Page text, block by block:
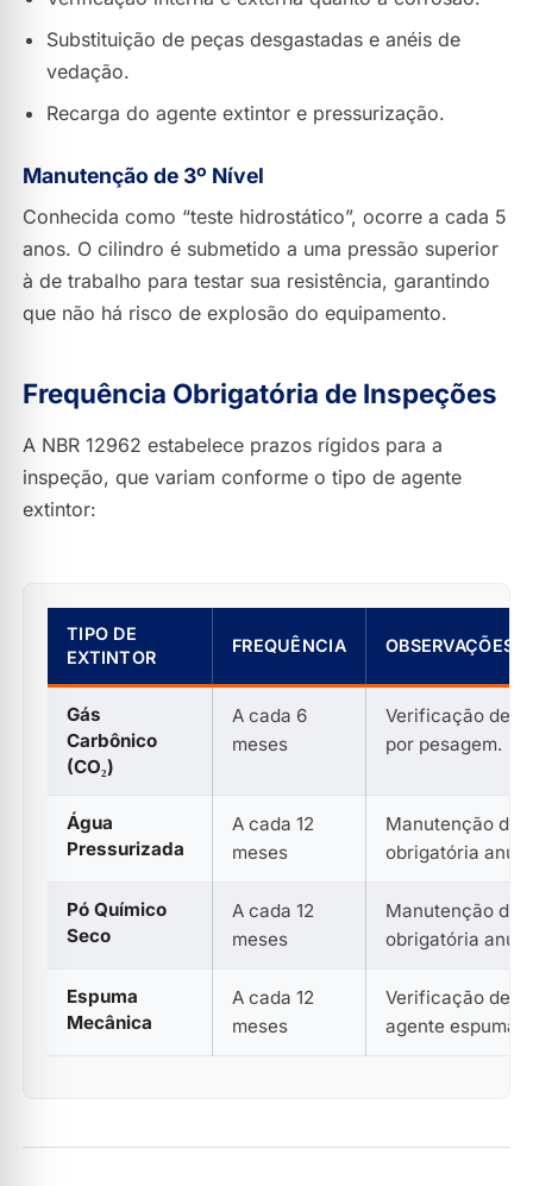
Substituição de peças desgastadas e anéis de
vedação.
Recarga do agente extintor e pressurização.
Manutenção de 3º Nível
Conhecida como “teste hidrostático”, ocorre a cada 5
anos. O cilindro é submetido a uma pressão superior
à de trabalho para testar sua resistência, garantindo
que não há risco de explosão do equipamento.
Frequência Obrigatória de Inspeções
A NBR 12962 estabelece prazos rígidos para a
inspeção, que variam conforme o tipo de agente
extintor:
TIPO DE
EXTINTOR
FREQUÊNCIA OBSERVAÇÕES
Gás
Carbônico
(CO₂)
A cada 6
meses
Verificação de
por pesagem.
Água
Pressurizada
A cada 12
meses
Manutenção de
obrigatória
Pó Químico
Seco
A cada 12
meses
Manutenção de
obrigatória
Espuma
Mecânica
A cada 12
meses
Verificação de
agente